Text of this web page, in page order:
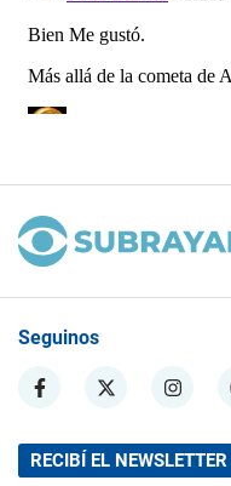
Seguinos
RECIBÍ EL NEWSLETTER